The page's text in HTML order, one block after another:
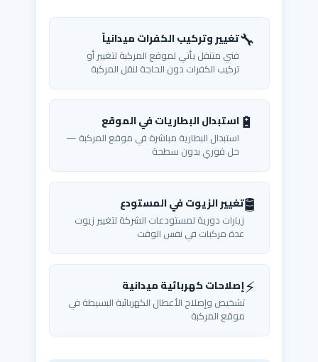
🔧تغيير وتركيب الكفرات ميدانياً
فني متنقل يأتي لموقع المركبة لتغيير أو
تركيب الكفرات دون الحاجة لنقل المركبة
🔋استبدال البطاريات في الموقع
استبدال البطارية مباشرة في موقع المركبة —
حل فوري بدون سطحة
🛢️تغيير الزيوت في المستودع
زيارات دورية لمستودعات الشركة لتغيير زيوت
عدة مركبات في نفس الوقت
⚡إصلاحات كهربائية ميدانية
تشخيص وإصلاح الأعطال الكهربائية البسيطة في
موقع المركبة